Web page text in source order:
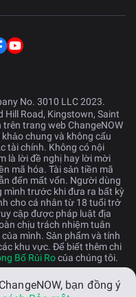
No. 3010 LLC 2023.
Hill Road, Kingstown, Saint
trang web ChangeNOW
chung và không cấu
tài chính. Không có nội
là lời đề nghị hay lời mời
mã hóa. Tài sản tiền mã
đến mất vốn. Người dùng
mình trước khi đưa ra bất kỳ
cho cá nhân từ 18 tuổi trở
cập được pháp luật địa
chịu trách nhiệm tuân
mình. Sản phẩm và tính
khu vực. Để biết thêm chi
Bố Rủi Rocủa chúng tôi.
bạn đồng ý